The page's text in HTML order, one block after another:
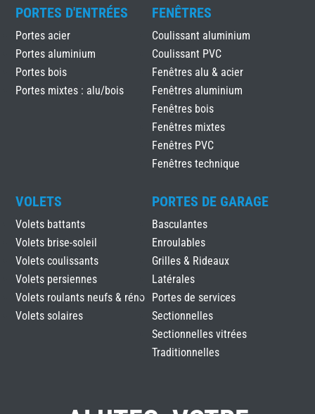
PORTES D'ENTRÉES
Portes acier
Portes aluminium
Portes bois
Portes mixtes : alu/bois
FENÊTRES
Coulissant aluminium
Coulissant PVC
Fenêtres alu & acier
Fenêtres aluminium
Fenêtres bois
Fenêtres mixtes
Fenêtres PVC
Fenêtres technique
VOLETS
Volets battants
Volets brise-soleil
Volets coulissants
Volets persiennes
Volets roulants neufs & réno
Volets solaires
PORTES DE GARAGE
Basculantes
Enroulables
Grilles & Rideaux
Latérales
Portes de services
Sectionnelles
Sectionnelles vitrées
Traditionnelles